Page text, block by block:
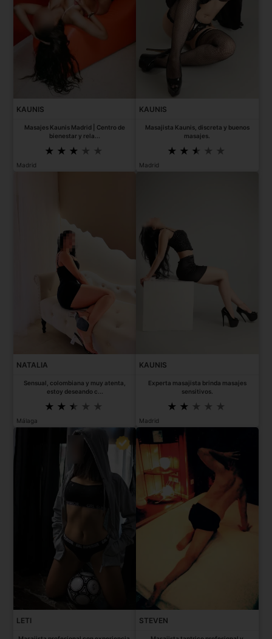
KAUNIS
Masajes Kaunis Madrid | Centro de
bienestar y rela...
Madrid
KAUNIS
Masajista Kaunis, discreta y buenos
masajes.
Madrid
NATALIA
Sensual, colombiana y muy atenta,
estoy deseando c...
Málaga
KAUNIS
Experta masajista brinda masajes
sensitivos.
Madrid
LETI STEVEN